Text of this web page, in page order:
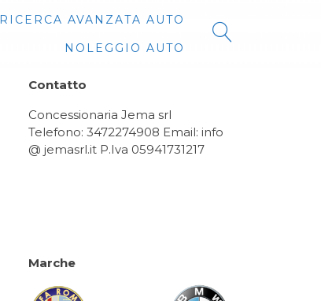
RICERCA AVANZATA AUTO
NOLEGGIO AUTO
Contatto
Concessionaria Jema srl
Telefono: 3472274908 Email: info
@ jemasrl.it P.Iva 05941731217
Marche